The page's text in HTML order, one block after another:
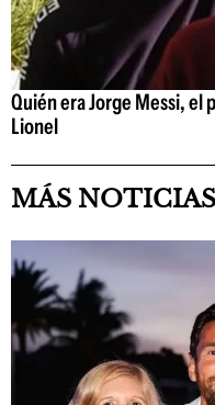
Quién era Jorge Messi, el
Lionel
MÁS